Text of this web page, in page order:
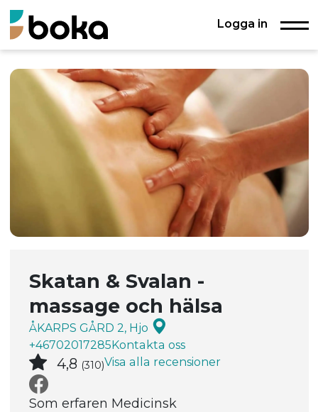
Logga in
Skatan & Svalan -
massage och hälsa
ÅKARPS GÅRD 2, Hjo
+46702017285Kontakta oss
4,8 (310)Visa alla recensioner
Som erfaren Medicinsk